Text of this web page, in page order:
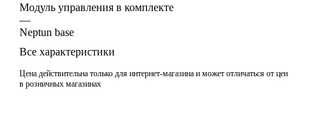
Модуль управления в комплекте
—
Neptun base
Все характеристики
Цена действительна только для интернет-магазина и может отличаться от цен
в розничных магазинах